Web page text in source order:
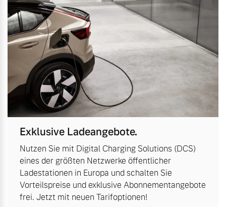
Exklusive Ladeangebote.
Nutzen Sie mit Digital Charging Solutions (DCS)
eines der größten Netzwerke öffentlicher
Ladestationen in Europa und schalten Sie
Vorteilspreise und exklusive Abonnementangebote
frei. Jetzt mit neuen Tarifoptionen!